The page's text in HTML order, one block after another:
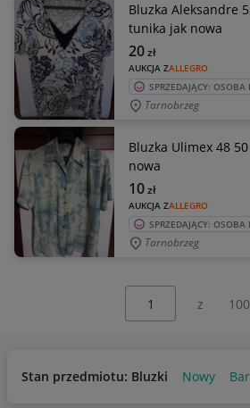
Bluzka Aleksandre
tunika jak nowa
AUKCJA ZALLEGRO
20zł
SPRZEDAJĄCY: OSOBA
Tarnobrzeg
Bluzka Ulimex 48
nowa
AUKCJA ZALLEGRO
10zł
SPRZEDAJĄCY: OSOBA
Tarnobrzeg
z 100
Stan przedmiotu: Bluzki Nowy